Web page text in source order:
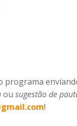
programa
ousugestão de
!